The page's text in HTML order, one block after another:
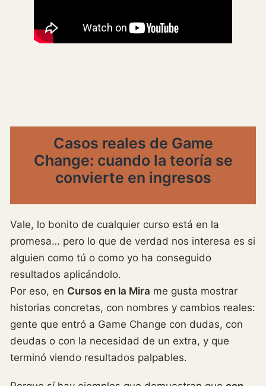
Casos reales de Game
Change: cuando la teoría se
convierte en ingresos
Vale, lo bonito de cualquier curso está en la
promesa… pero lo que de verdad nos interesa es si
alguien como tú o como yo ha conseguido
resultados aplicándolo.
Por eso, en Cursos en la Mira me gusta mostrar
historias concretas, con nombres y cambios reales:
gente que entró a Game Change con dudas, con
deudas o con la necesidad de un extra, y que
terminó viendo resultados palpables.